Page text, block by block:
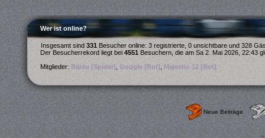
Wer ist online?
Insgesamt sind 331 Besucher online: 3 registrierte, 0 unsichtbare und 328
Der Besucherrekord liegt bei 4551 Besuchern, die am Sa 2. Mai 2026, 22:43
Mitglieder: Baidu [Spider] Google [Bot] Majestic-12 [Bot]
Neue Beiträge